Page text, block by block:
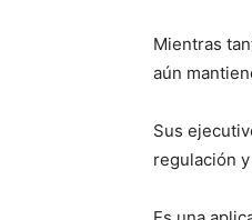
Mientras
aún
Sus
regulación